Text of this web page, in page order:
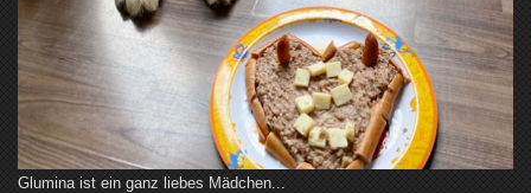
Glumina ist ein ganz liebes Mädchen...